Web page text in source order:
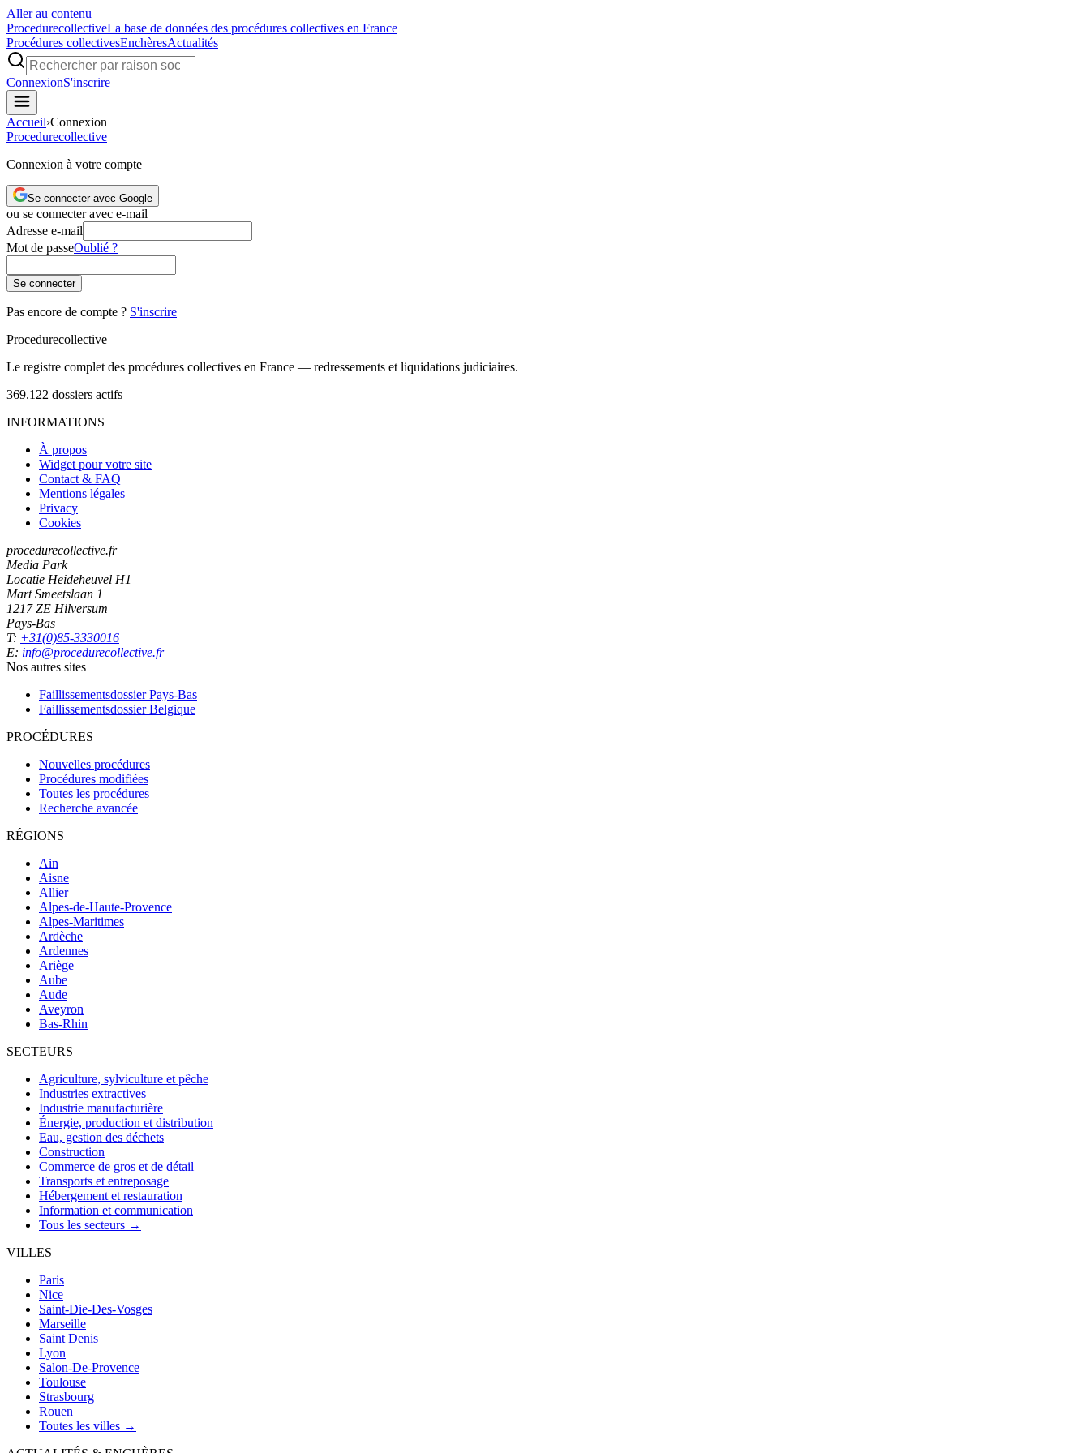
Aller au contenu
ProcedurecollectiveLa base de données des procédures collectives en France
Procédures collectivesEnchèresActualités
ConnexionS'inscrire
Accueil›Connexion
Procedurecollective
Connexion à votre compte
Se connecter avec Google
ou se connecter avec e-mail
Adresse e-mail
Mot de passeOublié ?
Se connecter
Pas encore de compte ? S'inscrire
Procedurecollective
Le registre complet des procédures collectives en France — redressements et liquidations judiciaires.
369.122 dossiers actifs
INFORMATIONS
À propos
Widget pour votre site
Contact & FAQ
Mentions légales
Privacy
Cookies
procedurecollective.fr
Media Park
Locatie Heideheuvel H1
Mart Smeetslaan 1
1217 ZE Hilversum
Pays-Bas
T: +31(0)85-3330016
E: info@procedurecollective.fr
Nos autres sites
Faillissementsdossier Pays-Bas
Faillissementsdossier Belgique
PROCÉDURES
Nouvelles procédures
Procédures modifiées
Toutes les procédures
Recherche avancée
RÉGIONS
Ain
Aisne
Allier
Alpes-de-Haute-Provence
Alpes-Maritimes
Ardèche
Ardennes
Ariège
Aube
Aude
Aveyron
Bas-Rhin
SECTEURS
Agriculture, sylviculture et pêche
Industries extractives
Industrie manufacturière
Énergie, production et distribution
Eau, gestion des déchets
Construction
Commerce de gros et de détail
Transports et entreposage
Hébergement et restauration
Information et communication
Tous les secteurs →
VILLES
Paris
Nice
Saint-Die-Des-Vosges
Marseille
Saint Denis
Lyon
Salon-De-Provence
Toulouse
Strasbourg
Rouen
Toutes les villes →